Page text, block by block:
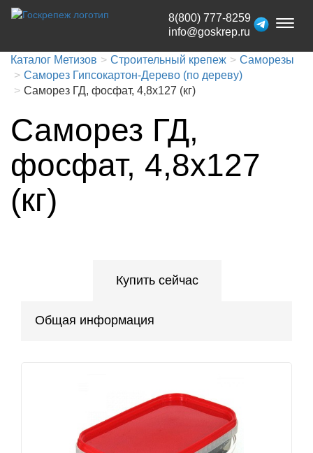
Toggle
8(800) 777-8259
info@goskrep.ru
Каталог Метизов Строительный крепеж
Саморезы
Саморез Гипсокартон-Дерево (по дереву)
Саморез ГД, фосфат, 4,8x127 (кг)
Саморез ГД,
фосфат, 4,8x127
(кг)
Купить сейчас
Общая информация